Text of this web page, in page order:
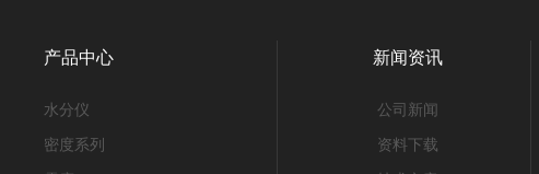
产品中心
水分仪
密度系列
新闻资讯
公司新闻
资料下载